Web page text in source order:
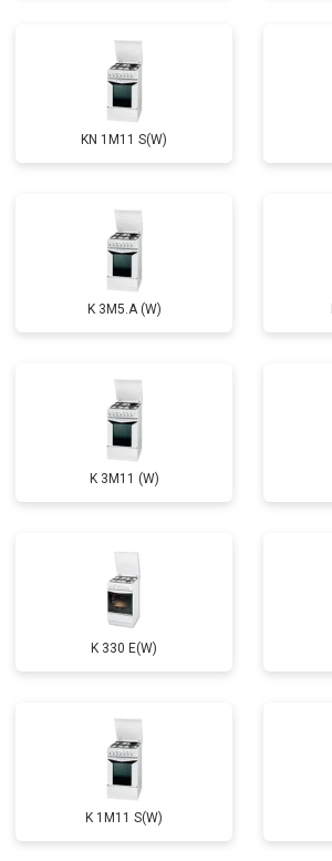
KN 1M11 S(W)
K 3M5.A (W)
K 3M11 (W)
K 330 E(W)
K 1M11 S(W)